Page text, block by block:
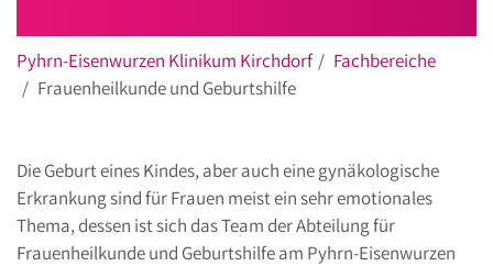
Pyhrn-Eisenwurzen Klinikum Kirchdorf
Fachbereiche
Frauenheilkunde und Geburtshilfe
Die Geburt eines Kindes, aber auch eine gynäkologische
Erkrankung sind für Frauen meist ein sehr emotionales
Thema, dessen ist sich das Team der Abteilung für
Frauenheilkunde und Geburtshilfe am Pyhrn-Eisenwurzen